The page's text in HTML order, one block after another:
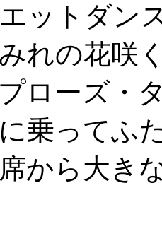
ットダン
れの花咲
ローズ・
乗ってふ
から大き